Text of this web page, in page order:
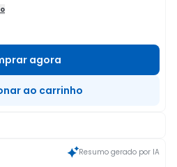
agora
ao carrinho
Resumo gerado por IA